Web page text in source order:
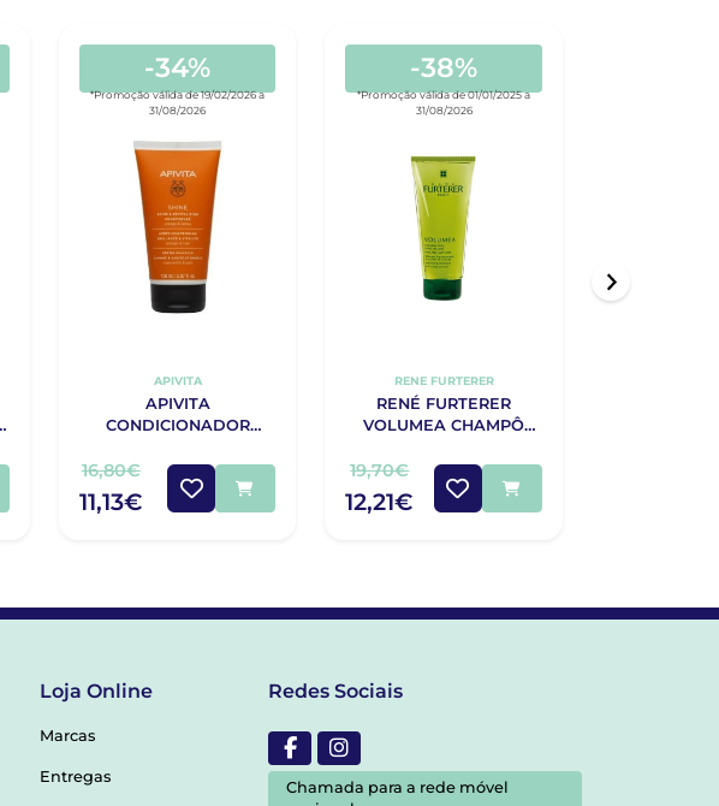
-34%
*Promoção válida de 19/02/2026 a
31/08/2026
APIVITA
APIVITA
CONDICIONADOR
150 ML
16,80€
11,13€
-38%
*Promoção válida de 01/01/2025 a
31/08/2026
RENE FURTERER
RENÉ FURTERER
VOLUMEA CHAMPÔ
19,70€
12,21€
Loja Online
Marcas
Entregas
Redes Sociais
Chamada para a rede móvel